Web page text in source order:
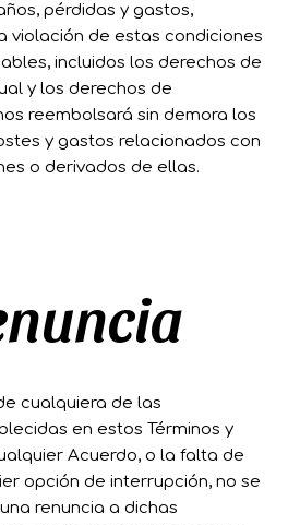
pérdidas y gastos,
violación de estas condiciones
incluidos los derechos de
y los derechos de
reembolsará sin demora los
y gastos relacionados con
o derivados de ellas.
cualquiera de las
en estos Términos y
Acuerdo, o la falta de
opción de interrupción, no se
renuncia a dichas